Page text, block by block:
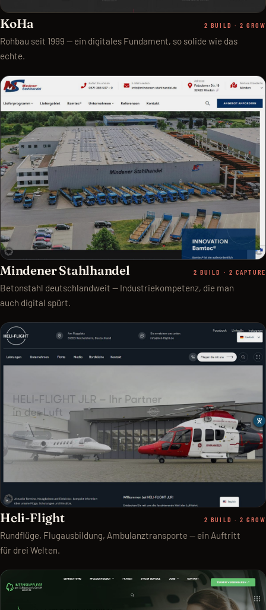
KoHa 2 BUILD · 2 GROW
Rohbau seit 1999 — ein digitales Fundament, so solide wie das
echte.
Mindener Stahlhandel 2 BUILD · 2 CAPTURE
Betonstahl deutschlandweit — Industriekompetenz, die man
auch digital spürt.
Heli-Flight 2 BUILD · 2 GROW
Rundflüge, Flugausbildung, Ambulanztransporte — ein Auftritt
für drei Welten.